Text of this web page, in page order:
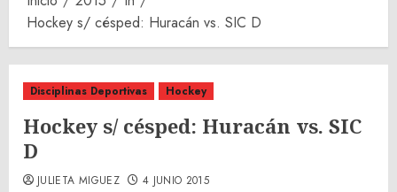
Hockey s/ césped: Huracán vs. SIC D
Disciplinas Deportivas Hockey
Hockey s/ césped: Huracán vs. SIC
D
JULIETA MIGUEZ 4 JUNIO 2015